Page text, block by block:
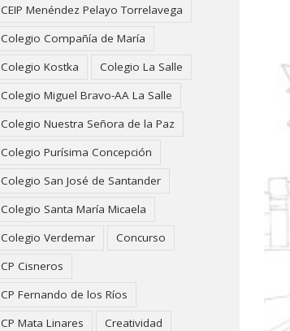
CEIP Menéndez Pelayo Torrelavega
Colegio Compañía de María
Colegio Kostka
Colegio La Salle
Colegio Miguel Bravo-AA La Salle
Colegio Nuestra Señora de la Paz
Colegio Purísima Concepción
Colegio San José de Santander
Colegio Santa María Micaela
Colegio Verdemar
Concurso
CP Cisneros
CP Fernando de los Ríos
CP Mata Linares
Creatividad